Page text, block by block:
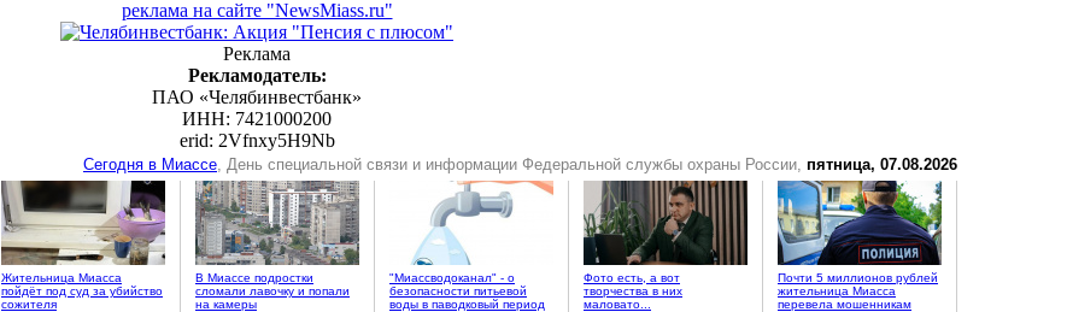
реклама на сайте "NewsMiass.ru"
Реклама
Рекламодатель:
ПАО «Челябинвестбанк»
ИНН: 7421000200
erid: 2Vfnxy5H9Nb
Сегодня в Миассе, День специальной связи и информации Федеральной службы охраны России, пятница, 07.08.2026
Жительница Миасса
пойдёт под суд за убийство
сожителя
В Миассе подростки
сломали лавочку и попали
на камеры
"Миассводоканал" - о
безопасности питьевой
воды в паводковый период
Фото есть, а вот
творчества в них
маловато...
Почти 5 миллионов рублей
жительница Миасса
перевела мошенникам